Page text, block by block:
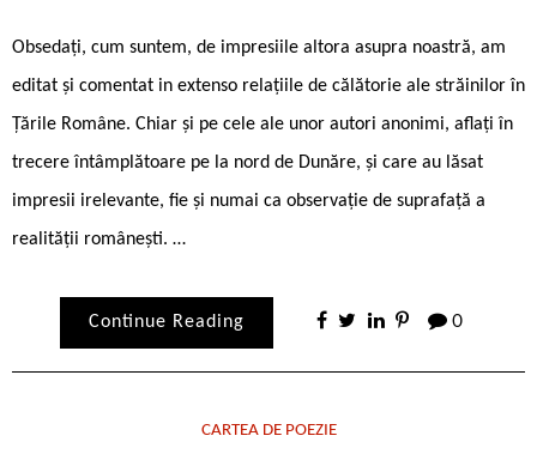
Obsedați, cum suntem, de impresiile altora asupra noastră, am
editat și comentat in extenso relațiile de călătorie ale străinilor în
Țările Române. Chiar și pe cele ale unor autori anonimi, aflați în
trecere întâmplătoare pe la nord de Dunăre, și care au lăsat
impresii irelevante, fie și numai ca observație de suprafață a
realității românești. …
Continue Reading 0
CARTEA DE POEZIE